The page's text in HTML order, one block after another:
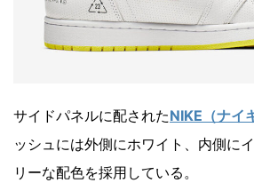
サイドパネルに配されたNIKE（ナイ
ッシュには外側にホワイト、内側に
リーな配色を採用している。